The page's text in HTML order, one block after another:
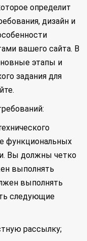
определит
дизайн и
вашего сайта. В
этапы и
задания для
функциональных
Вы должны четко
выполнять
выполнять
следующие
рассылку;